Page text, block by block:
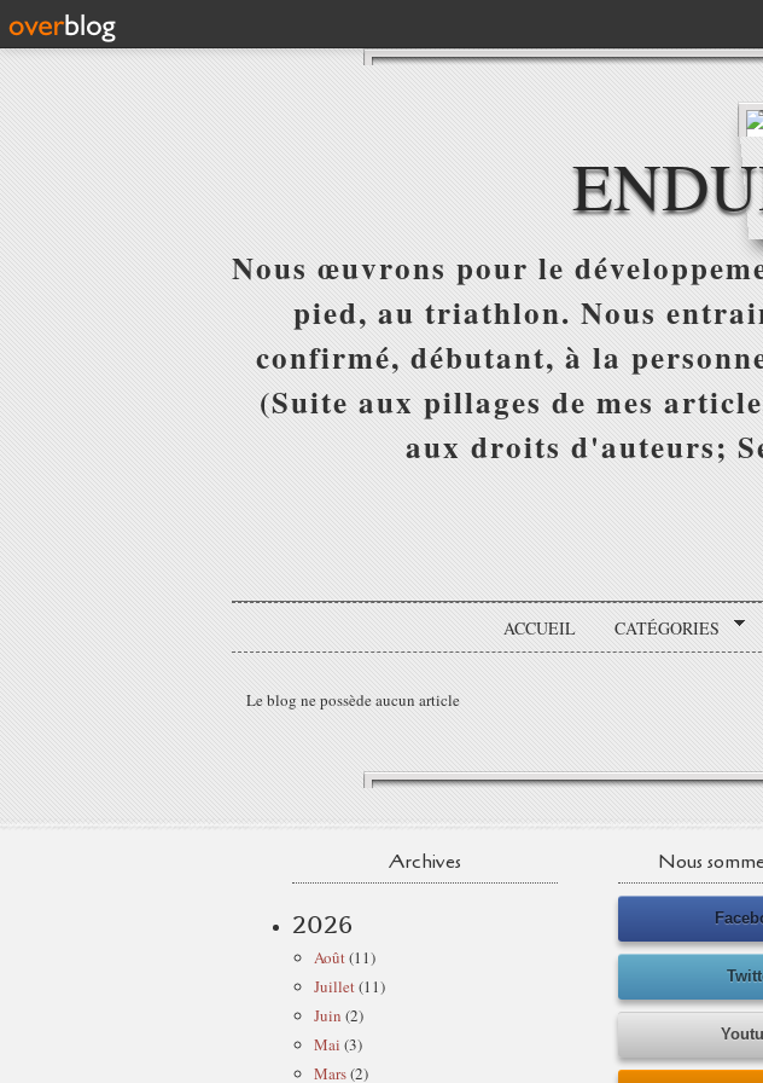
Nous œuvrons pour le
pied, au triathlon. Nous
confirmé, débutant, à la
(Suite aux pillages de mes
aux droits d'auteurs;
ACCUEIL CATÉGORIES
Le blog ne possède aucun article
Archives
2026
Août(11)
Juillet(11)
Juin (2)
Mai (3)
Mars(2)
Nous